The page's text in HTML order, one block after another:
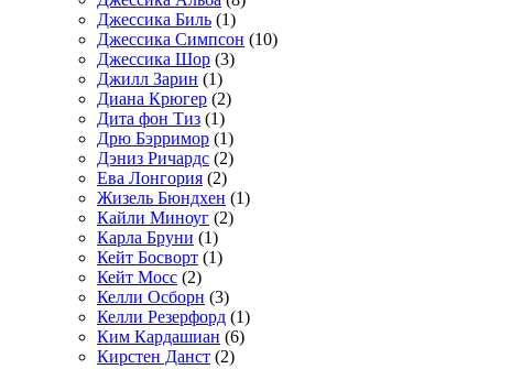
Джессика Биль (1)
Джессика Симпсон (10)
Джессика Шор (3)
Джилл Зарин (1)
Диана Крюгер (2)
Дита фон Тиз (1)
Дрю Бэрримор (1)
Дэниз Ричардс (2)
Ева Лонгория (2)
Жизель Бюндхен (1)
Кайли Миноуг (2)
Карла Бруни (1)
Кейт Босворт (1)
Кейт Мосс (2)
Келли Осборн (3)
Келли Резерфорд (1)
Ким Кардашиан (6)
Кирстен Данст (2)